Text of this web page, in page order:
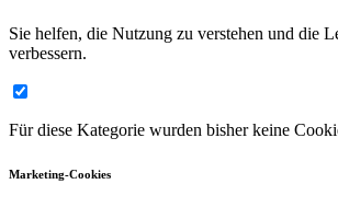
Sie helfen, die Nutzung zu verstehen und die
verbessern.
Für diese Kategorie wurden bisher keine
Marketing-Cookies